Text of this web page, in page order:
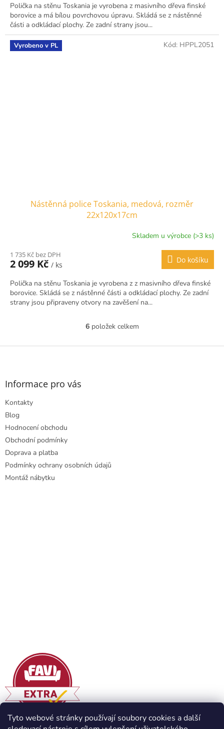
Tyto webové stránky používají soubory cookies a další
Polička na stěnu Toskania je vyrobena z masivního dřeva finské
borovice a má bílou povrchovou úpravu. Skládá se z nástěnné
části a odkládací plochy. Ze zadní strany jsou...
Vyrobeno v PL
Nástěnná police Toskania, medová, rozměr
22x120x17cm
Skladem u výrobce (>3 ks)
1 735 Kč bez DPH
2 099 Kč / ks
Do košíku
Polička na stěnu Toskania je vyrobena z z masivního dřeva finské
borovice. Skládá se z nástěnné části a odkládací plochy. Ze zadní
strany jsou připraveny otvory na zavěšení na...
Kód: HPPL2051
O
l
6položek celkem
Z
Informace pro vás
Kontakty
Blog
Hodnocení obchodu
Obchodní podmínky
Doprava a platba
Podmínky ochrany osobních údajů
Montáž nábytku